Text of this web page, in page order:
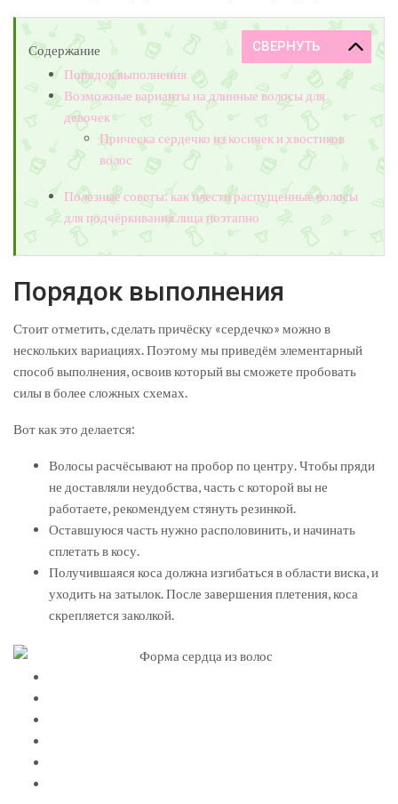
Содержание
Порядок выполнения
Возможные варианты на длинные волосы для
девочек
Прическа сердечко из косичек и хвостиков
волос
Полезные советы: как плести распущенные волосы
для подчёркивания лица поэтапно
Порядок выполнения
Стоит отметить, сделать причёску «сердечко» можно в
нескольких вариациях. Поэтому мы приведём элементарный
способ выполнения, освоив который вы сможете пробовать
силы в более сложных схемах.
Вот как это делается:
Волосы расчёсывают на пробор по центру. Чтобы пряди
не доставляли неудобства, часть с которой вы не
работаете, рекомендуем стянуть резинкой.
Оставшуюся часть нужно располовинить, и начинать
сплетать в косу.
Получившаяся коса должна изгибаться в области виска, и
уходить на затылок. После завершения плетения, коса
скрепляется заколкой.